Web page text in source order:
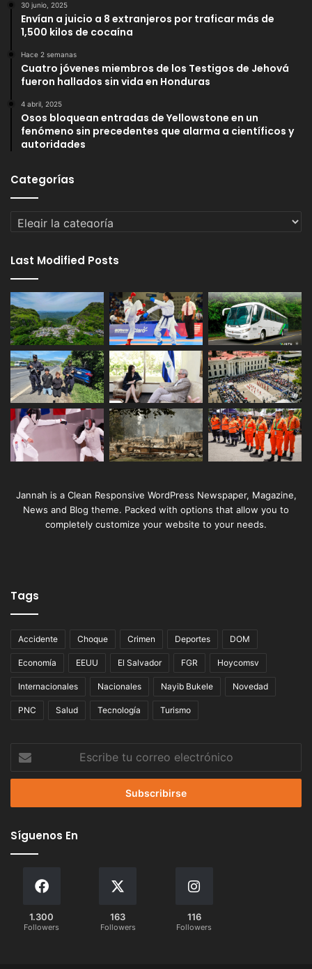
30 junio, 2025
Envían a juicio a 8 extranjeros por traficar más de
1,500 kilos de cocaína
Hace 2 semanas
Cuatro jóvenes miembros de los Testigos de Jehová
fueron hallados sin vida en Honduras
4 abril, 2025
Osos bloquean entradas de Yellowstone en un
fenómeno sin precedentes que alarma a científicos y
autoridades
Categorías
Categorías
Last Modified Posts
Jannah is a Clean Responsive WordPress Newspaper, Magazine,
News and Blog theme. Packed with options that allow you to
completely customize your website to your needs.
Tags
Accidente Choque Crimen Deportes DOM
Economía EEUU El Salvador FGR Hoycomsv
Internacionales Nacionales Nayib Bukele Novedad
PNC Salud Tecnología Turismo
tu
correo
Síguenos En
1.300
Followers
163
Followers
116
Followers